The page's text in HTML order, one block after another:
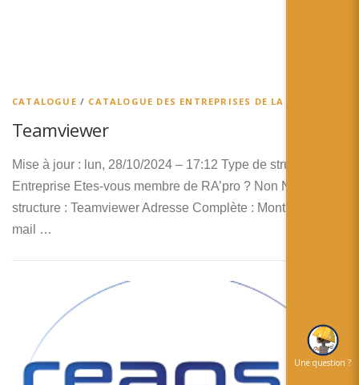
CATALOGUE / CATALOGUE DES ENTREPRISES DE LA RA
Teamviewer
Mise à jour : lun, 28/10/2024 – 17:12 Type de structure :
Entreprise Etes-vous membre de RA’pro ? Non Nom de la
structure : Teamviewer Adresse Complète : Montpellier E-
mail …
Une question ?